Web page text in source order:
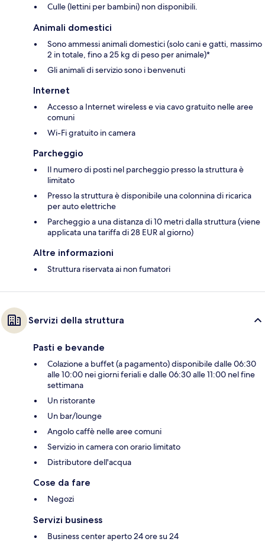
Culle (lettini per bambini) non disponibili.
Animali domestici
Sono ammessi animali domestici (solo cani e gatti, massimo
2 in totale, fino a 25 kg di peso per animale)*
Gli animali di servizio sono i benvenuti
Internet
Accesso a Internet wireless e via cavo gratuito nelle aree
comuni
Wi-Fi gratuito in camera
Parcheggio
Il numero di posti nel parcheggio presso la struttura è
limitato
Presso la struttura è disponibile una colonnina di ricarica
per auto elettriche
Parcheggio a una distanza di 10 metri dalla struttura (viene
applicata una tariffa di 28 EUR al giorno)
Altre informazioni
Struttura riservata ai non fumatori
Servizi della struttura
Pasti e bevande
Colazione a buffet (a pagamento) disponibile dalle 06:30
alle 10:00 nei giorni feriali e dalle 06:30 alle 11:00 nel fine
settimana
Un ristorante
Un bar/lounge
Angolo caffè nelle aree comuni
Servizio in camera con orario limitato
Distributore dell'acqua
Cose da fare
Negozi
Servizi business
Business center aperto 24 ore su 24